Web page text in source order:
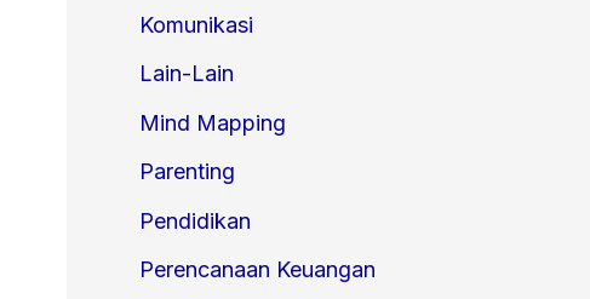
Komunikasi
Lain-Lain
Mind Mapping
Parenting
Pendidikan
Perencanaan Keuangan